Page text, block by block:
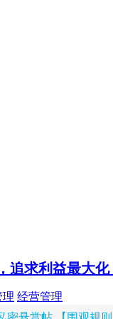
追求利益最大
理 经营管理